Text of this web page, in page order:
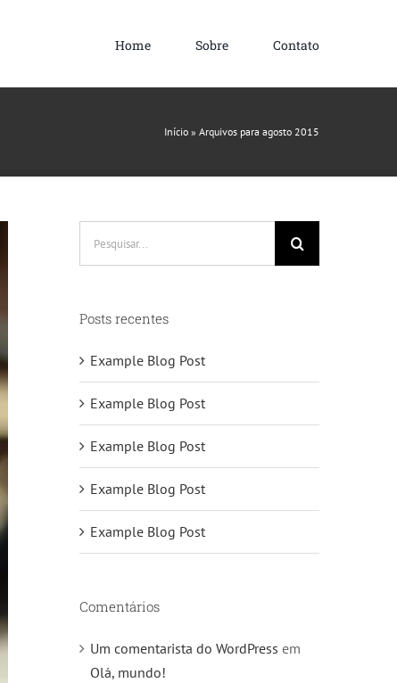
Home Sobre Contato
Início » Arquivos para agosto 2015
resultados
Posts recentes
Example Blog Post
Example Blog Post
Example Blog Post
Example Blog Post
Example Blog Post
Comentários
Um comentarista do WordPress em
Olá, mundo!